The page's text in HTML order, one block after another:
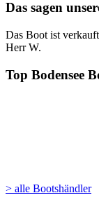
Das sagen
Das Boot ist
Herr W.
Top Bodensee
> alle Bootshändler